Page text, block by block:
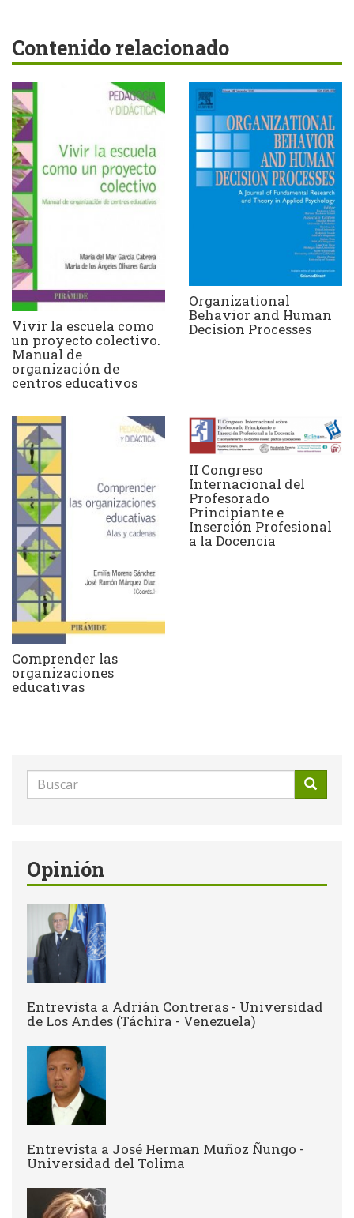
Contenido relacionado
Vivir la escuela como
un proyecto colectivo.
Manual de
organización de
centros educativos
Organizational
Behavior and Human
Decision Processes
Comprender las
organizaciones
educativas
II Congreso
Internacional del
Profesorado
Principiante e
Inserción Profesional
a la Docencia
Formulario
de
Opinión
Entrevista a Adrián Contreras - Universidad
de Los Andes (Táchira - Venezuela)
Entrevista a José Herman Muñoz Ñungo -
Universidad del Tolima